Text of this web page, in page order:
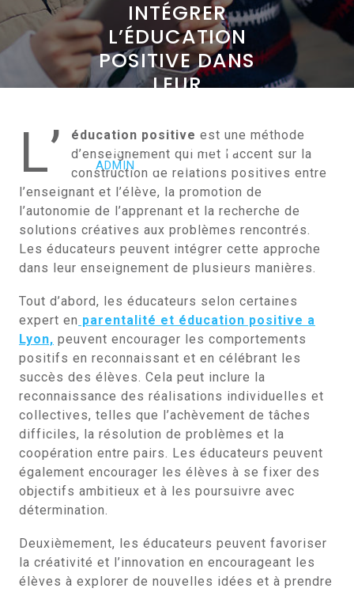
INTÉGRER
L’ÉDUCATION
POSITIVE DANS
LEUR
MARS 14, 2023
ADMIN
0 COMMENTS
L’ éducation positive est une méthode
d’enseignement qui met l’accent sur la
construction de relations positives entre
l’enseignant et l’élève, la promotion de
l’autonomie de l’apprenant et la recherche de
solutions créatives aux problèmes rencontrés.
Les éducateurs peuvent intégrer cette approche
dans leur enseignement de plusieurs manières.
Tout d’abord, les éducateurs selon certaines
expert en parentalité et éducation positive a
Lyon, peuvent encourager les comportements
positifs en reconnaissant et en célébrant les
succès des élèves. Cela peut inclure la
reconnaissance des réalisations individuelles et
collectives, telles que l’achèvement de tâches
difficiles, la résolution de problèmes et la
coopération entre pairs. Les éducateurs peuvent
également encourager les élèves à se fixer des
objectifs ambitieux et à les poursuivre avec
détermination.
Deuxièmement, les éducateurs peuvent favoriser
la créativité et l’innovation en encourageant les
élèves à explorer de nouvelles idées et à prendre